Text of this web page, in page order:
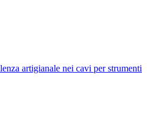
artigianale nei cavi per strumenti